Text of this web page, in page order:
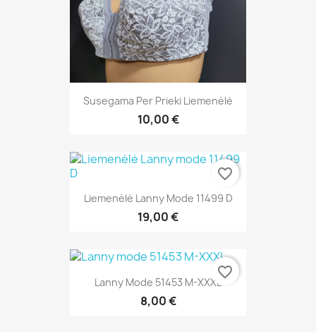
Susegama Per Prieki Liemenėlė
10,00 €
Liemenėlė Lanny Mode 11499 D
19,00 €
favorite_border
Lanny Mode 51453 M-XXXL
8,00 €
favorite_border